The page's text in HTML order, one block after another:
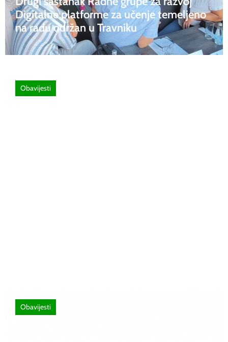
Digitalne platforme za učenje temeljeno
na radu održan u Travniku
Obavijesti
Obavijesti